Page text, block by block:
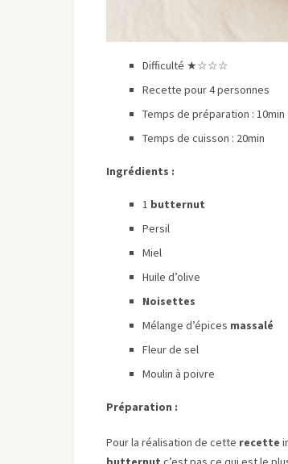
Difficulté ★☆☆☆
Recette pour 4 personnes
Temps de préparation : 10min
Temps de cuisson : 20min
Ingrédients :
1 butternut
Persil
Miel
Huile d’olive
Noisettes
Mélange d’épices massalé
Fleur de sel
Moulin à poivre
Préparation :
Pour la réalisation de cette recette